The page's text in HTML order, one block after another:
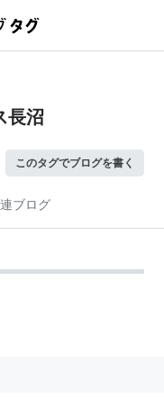
長沼
このタグでブログを書く
ブログ